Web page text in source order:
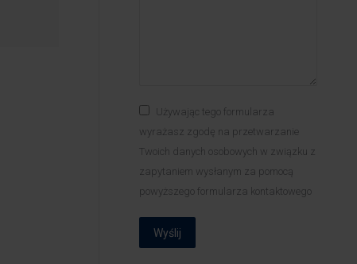
Używając tego formularza
wyrażasz zgodę na przetwarzanie
Twoich danych osobowych w związku z
zapytaniem wysłanym za pomocą
powyższego formularza kontaktowego
Wyślij